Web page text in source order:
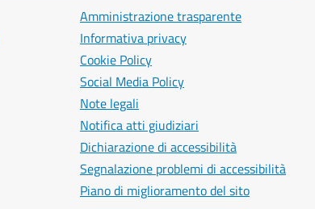
Amministrazione trasparente
Informativa privacy
Cookie Policy
Social Media Policy
Note legali
Notifica atti giudiziari
Dichiarazione di accessibilità
Segnalazione problemi di accessibilità
Piano di miglioramento del sito